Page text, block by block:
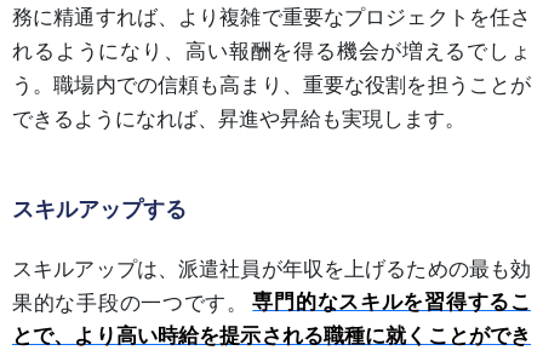
務に精通すれば、より複雑で重要なプロジェクトを任さ
れるようになり、高い報酬を得る機会が増えるでしょ
う。職場内での信頼も高まり、重要な役割を担うことが
できるようになれば、昇進や昇給も実現します。
スキルアップする
スキルアップは、派遣社員が年収を上げるための最も効
果的な手段の一つです。
専門的なスキルを習得するこ
とで、より高い時給を提示される職種に就くことができ